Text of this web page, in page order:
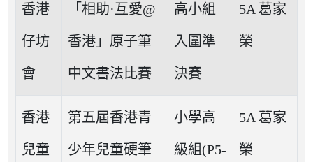
香港
仔坊
會
「相助·互愛@
香港」原子筆
中文書法比賽
高小組
入圍準
決賽
5A 葛家
榮
香港
兒童
第五屆香港青
少年兒童硬筆
小學高
級組(P5-
5A 葛家
榮